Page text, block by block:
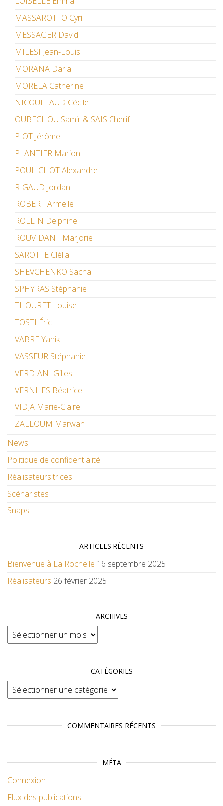
MASSAROTTO Cyril
MESSAGER David
MILESI Jean-Louis
MORANA Daria
MORELA Catherine
NICOULEAUD Cécile
OUBECHOU Samir & SAÏS Cherif
PIOT Jérôme
PLANTIER Marion
POULICHOT Alexandre
RIGAUD Jordan
ROBERT Armelle
ROLLIN Delphine
ROUVIDANT Marjorie
SAROTTE Clélia
SHEVCHENKO Sacha
SPHYRAS Stéphanie
THOURET Louise
TOSTI Éric
VABRE Yanik
VASSEUR Stéphanie
VERDIANI Gilles
VERNHES Béatrice
VIDJA Marie-Claire
ZALLOUM Marwan
News
Politique de confidentialité
Réalisateurs.trices
Scénaristes
Snaps
ARTICLES RÉCENTS
Bienvenue à La Rochelle 16 septembre 2025
Réalisateurs 26 février 2025
ARCHIVES
Archives
CATÉGORIES
Catégories
COMMENTAIRES RÉCENTS
MÉTA
Connexion
Flux des publications